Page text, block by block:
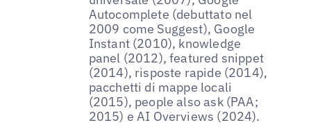
Autocomplete (debuttato nel
2009 come Suggest), Google
Instant (2010), knowledge
panel (2012), featured snippet
(2014), risposte rapide (2014),
pacchetti di mappe locali
(2015), people also ask (PAA;
2015) e AI Overviews (2024).